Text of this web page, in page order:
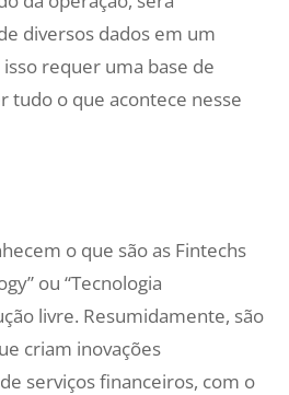
diversos dados em um
requer uma base de
tudo o que acontece nesse
o que são as Fintechs
ou “Tecnologia
livre. Resumidamente, são
criam inovações
serviços financeiros, com o